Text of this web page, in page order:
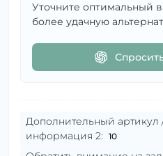
Уточните оптимальный
более удачную
Дополнительный артикул
информация 2: 10